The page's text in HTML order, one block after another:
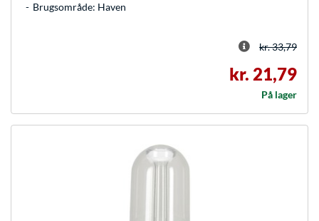
Brugsområde: Haven
kr. 33,79
kr. 21,79
På lager